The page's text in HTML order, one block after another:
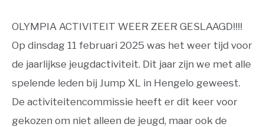
OLYMPIA ACTIVITEIT WEER ZEER GESLAAGD!!!!
Op dinsdag 11 februari 2025 was het weer tijd voor
de jaarlijkse jeugdactiviteit. Dit jaar zijn we met alle
spelende leden bij Jump XL in Hengelo geweest.
De activiteitencommissie heeft er dit keer voor
gekozen om niet alleen de jeugd, maar ook de